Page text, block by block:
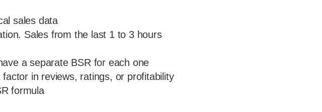
sales data
Sales from the last 1 to 3 hours
a separate BSR for each one
in reviews, ratings, or profitability
formula